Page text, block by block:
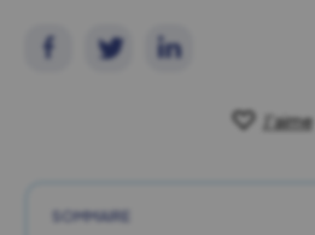
J'aime
SOMMAIRE